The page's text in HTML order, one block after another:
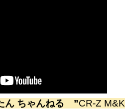
ん ちゃんねる ”CR-Z M&K